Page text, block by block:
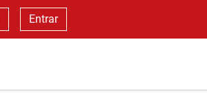
Entrar